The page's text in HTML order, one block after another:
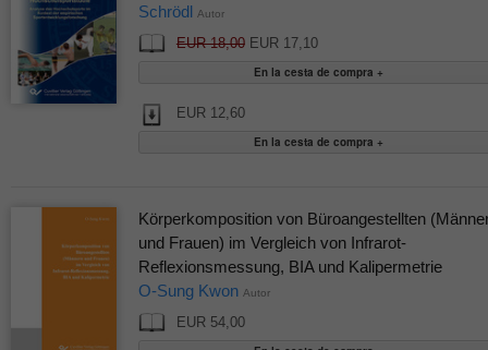
Schrödl Autor
EUR 18,00EUR 17,10
EUR 12,60
Körperkomposition von Büroangestellten
und Frauen) im Vergleich von Infrarot-
Reflexionsmessung, BIA und Kalipermetrie
O-Sung Kwon Autor
EUR 54,00